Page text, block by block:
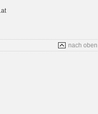
nach oben